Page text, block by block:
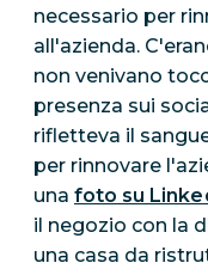
necessario per
all'azienda.
non venivano
presenza sui
rifletteva il
per rinnovare
una foto su
il negozio con la
una casa da